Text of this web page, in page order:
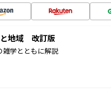
地域 改訂版
雑学とともに解説